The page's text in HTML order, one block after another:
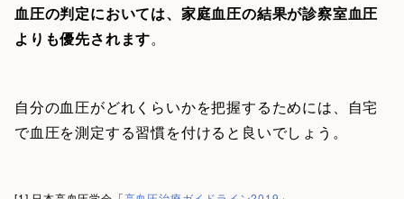
血圧の判定においては、家庭血圧の結果が診察室血圧
よりも優先されます。
自分の血圧がどれくらいかを把握するためには、自宅
で血圧を測定する習慣を付けると良いでしょう。